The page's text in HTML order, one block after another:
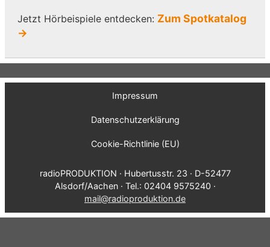
Jetzt Hörbeispiele entdecken: Zum Spotkatalog
→
Impressum
Datenschutzerklärung
Cookie-Richtlinie (EU)
radioPRODUKTION · Hubertusstr. 23 · D-52477
Alsdorf/Aachen · Tel.: 02404 9575240 ·
mail@radioproduktion.de